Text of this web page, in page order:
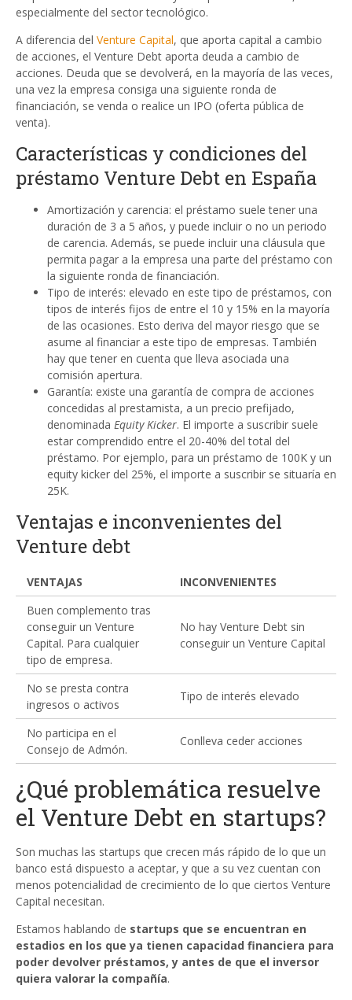
especialmente del sector tecnológico.
A diferencia del Venture Capital, que aporta capital a cambio
de acciones, el Venture Debt aporta deuda a cambio de
acciones. Deuda que se devolverá, en la mayoría de las veces,
una vez la empresa consiga una siguiente ronda de
financiación, se venda o realice un IPO (oferta pública de
venta).
Características y condiciones del
préstamo Venture Debt en España
Amortización y carencia: el préstamo suele tener una
duración de 3 a 5 años, y puede incluir o no un periodo
de carencia. Además, se puede incluir una cláusula que
permita pagar a la empresa una parte del préstamo con
la siguiente ronda de financiación.
Tipo de interés: elevado en este tipo de préstamos, con
tipos de interés fijos de entre el 10 y 15% en la mayoría
de las ocasiones. Esto deriva del mayor riesgo que se
asume al financiar a este tipo de empresas. También
hay que tener en cuenta que lleva asociada una
comisión apertura.
Garantía: existe una garantía de compra de acciones
concedidas al prestamista, a un precio prefijado,
denominada Equity Kicker. El importe a suscribir suele
estar comprendido entre el 20-40% del total del
préstamo. Por ejemplo, para un préstamo de 100K y un
equity kicker del 25%, el importe a suscribir se situaría en
25K.
Ventajas e inconvenientes del
Venture debt
VENTAJAS
INCONVENIENTES
Buen complemento tras
conseguir un Venture
Capital. Para cualquier
tipo de empresa.
No hay Venture Debt sin
conseguir un Venture Capital
No se presta contra
ingresos o activos
Tipo de interés elevado
No participa en el
Consejo de Admón.
Conlleva ceder acciones
¿Qué problemática resuelve
el Venture Debt en startups?
Son muchas las startups que crecen más rápido de lo que un
banco está dispuesto a aceptar, y que a su vez cuentan con
menos potencialidad de crecimiento de lo que ciertos Venture
Capital necesitan.
Estamos hablando de startups que se encuentran en
estadios en los que ya tienen capacidad financiera para
poder devolver préstamos, y antes de que el inversor
quiera valorar la compañía.